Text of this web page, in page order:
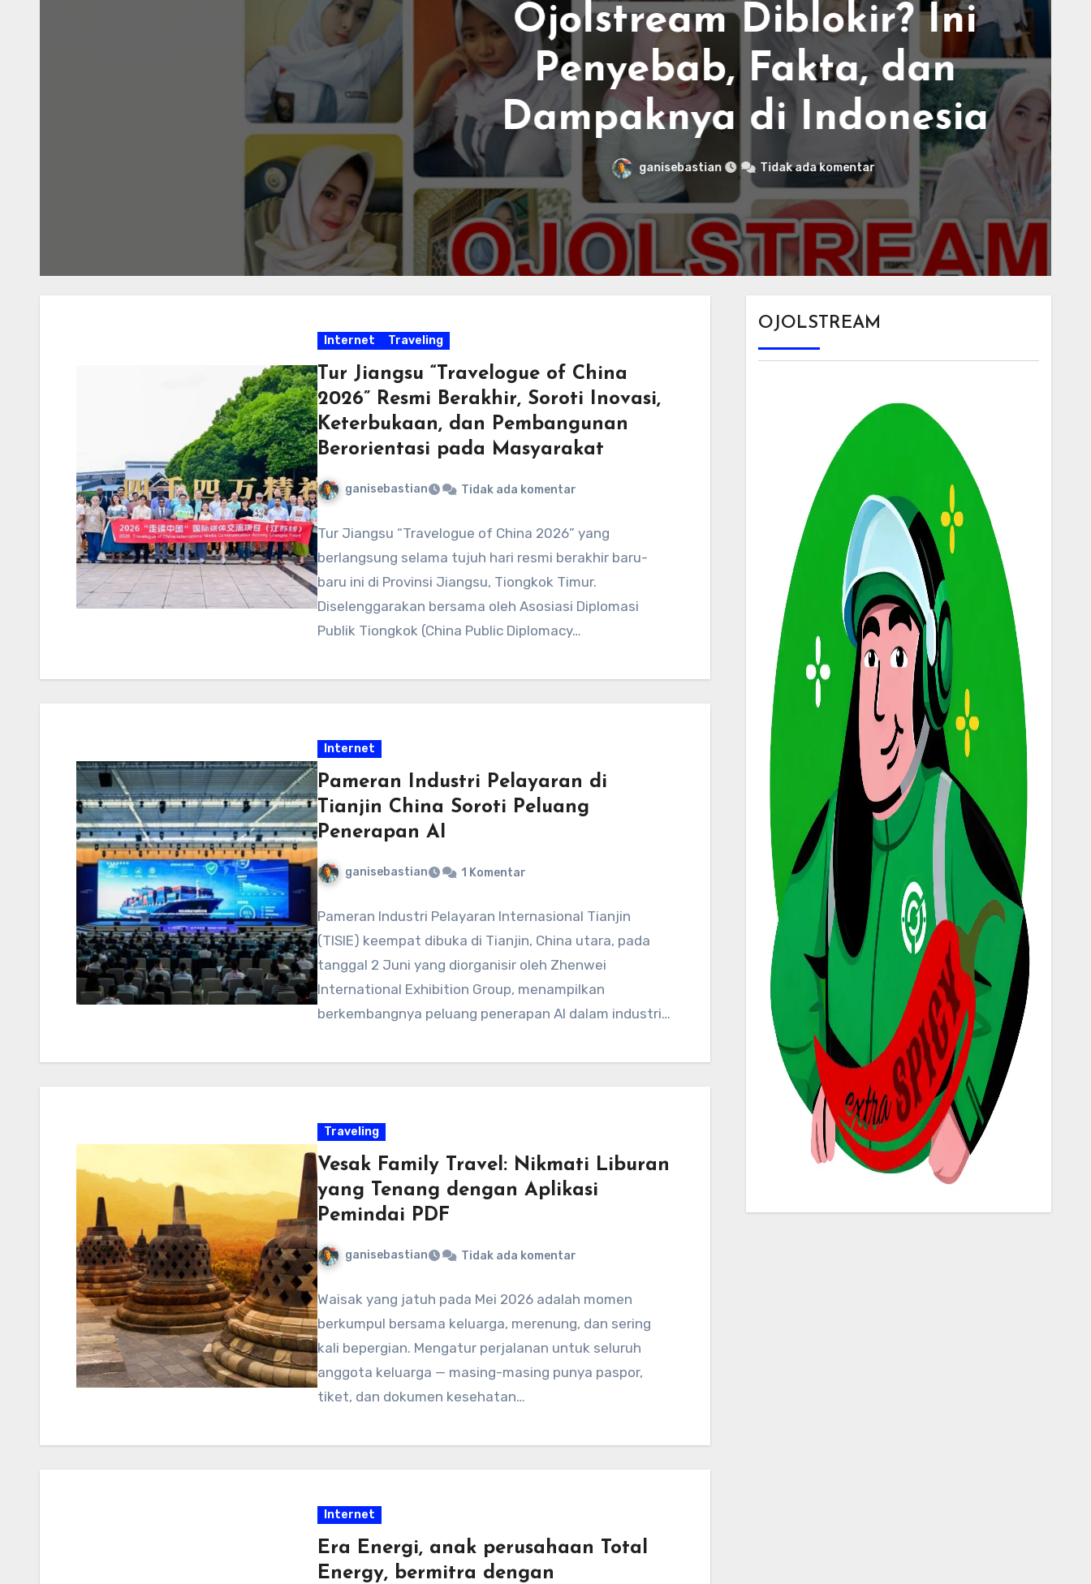
Ojolstream Diblokir? Ini
Penyebab, Fakta, dan
Dampaknya di Indonesia
ganisebastian Tidak ada komentar
Internet Traveling
Tur Jiangsu “Travelogue of China
2026” Resmi Berakhir, Soroti Inovasi,
Keterbukaan, dan Pembangunan
Berorientasi pada Masyarakat
ganisebastian Tidak ada komentar
Tur Jiangsu “Travelogue of China 2026” yang
berlangsung selama tujuh hari resmi berakhir baru-
baru ini di Provinsi Jiangsu, Tiongkok Timur.
Diselenggarakan bersama oleh Asosiasi Diplomasi
Publik Tiongkok (China Public Diplomacy…
Internet
Pameran Industri Pelayaran di
Tianjin China Soroti Peluang
Penerapan AI
ganisebastian 1 Komentar
Pameran Industri Pelayaran Internasional Tianjin
(TISIE) keempat dibuka di Tianjin, China utara, pada
tanggal 2 Juni yang diorganisir oleh Zhenwei
International Exhibition Group, menampilkan
berkembangnya peluang penerapan AI dalam industri…
Traveling
Vesak Family Travel: Nikmati Liburan
yang Tenang dengan Aplikasi
Pemindai PDF
ganisebastian Tidak ada komentar
Waisak yang jatuh pada Mei 2026 adalah momen
berkumpul bersama keluarga, merenung, dan sering
kali bepergian. Mengatur perjalanan untuk seluruh
anggota keluarga — masing-masing punya paspor,
tiket, dan dokumen kesehatan…
Internet
Era Energi, anak perusahaan Total
Energy, bermitra dengan
OJOLSTREAM